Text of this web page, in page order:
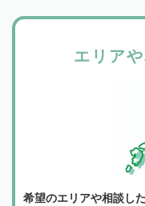
エリア
希望のエリアや相談し